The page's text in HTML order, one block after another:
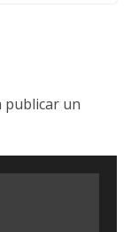
publicar un